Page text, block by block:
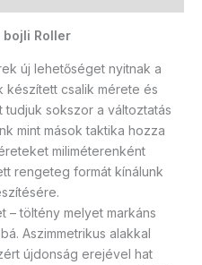
bojli Roller
új lehetőséget nyitnak a
készített csalik mérete és
sokszor a változtatás
mint mások taktika hozza
miliméterenként
rengeteg formát kínálunk
– töltény melyet markáns
Aszimmetrikus alakkal
újdonság erejével hat